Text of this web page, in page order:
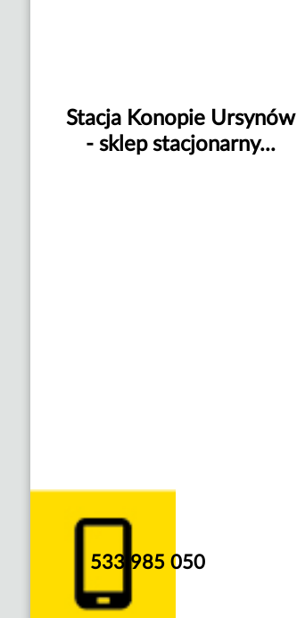
Stacja Konopie Ursynów
- sklep stacjonarny...
533 985 050